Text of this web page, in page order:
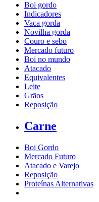
Boi gordo
Indicadores
Vaca gorda
Novilha gorda
Couro e sebo
Mercado futuro
Boi no mundo
Atacado
Equivalentes
Leite
Grãos
Reposição
Carne
Boi Gordo
Mercado Futuro
Atacado e Varejo
Reposição
Proteínas Alternativas